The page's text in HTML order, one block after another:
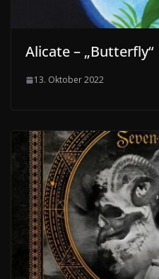
Alicate – „Butterfly“
13. Oktober 2022